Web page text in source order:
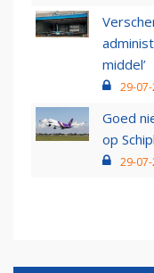
middel’
29-
Goed
op
29-